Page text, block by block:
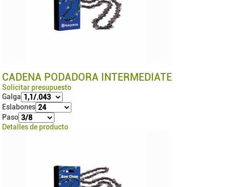
CADENA PODADORA INTERMEDIATE
Solicitar presupuesto
Galga
Eslabones
Paso
Detalles de producto